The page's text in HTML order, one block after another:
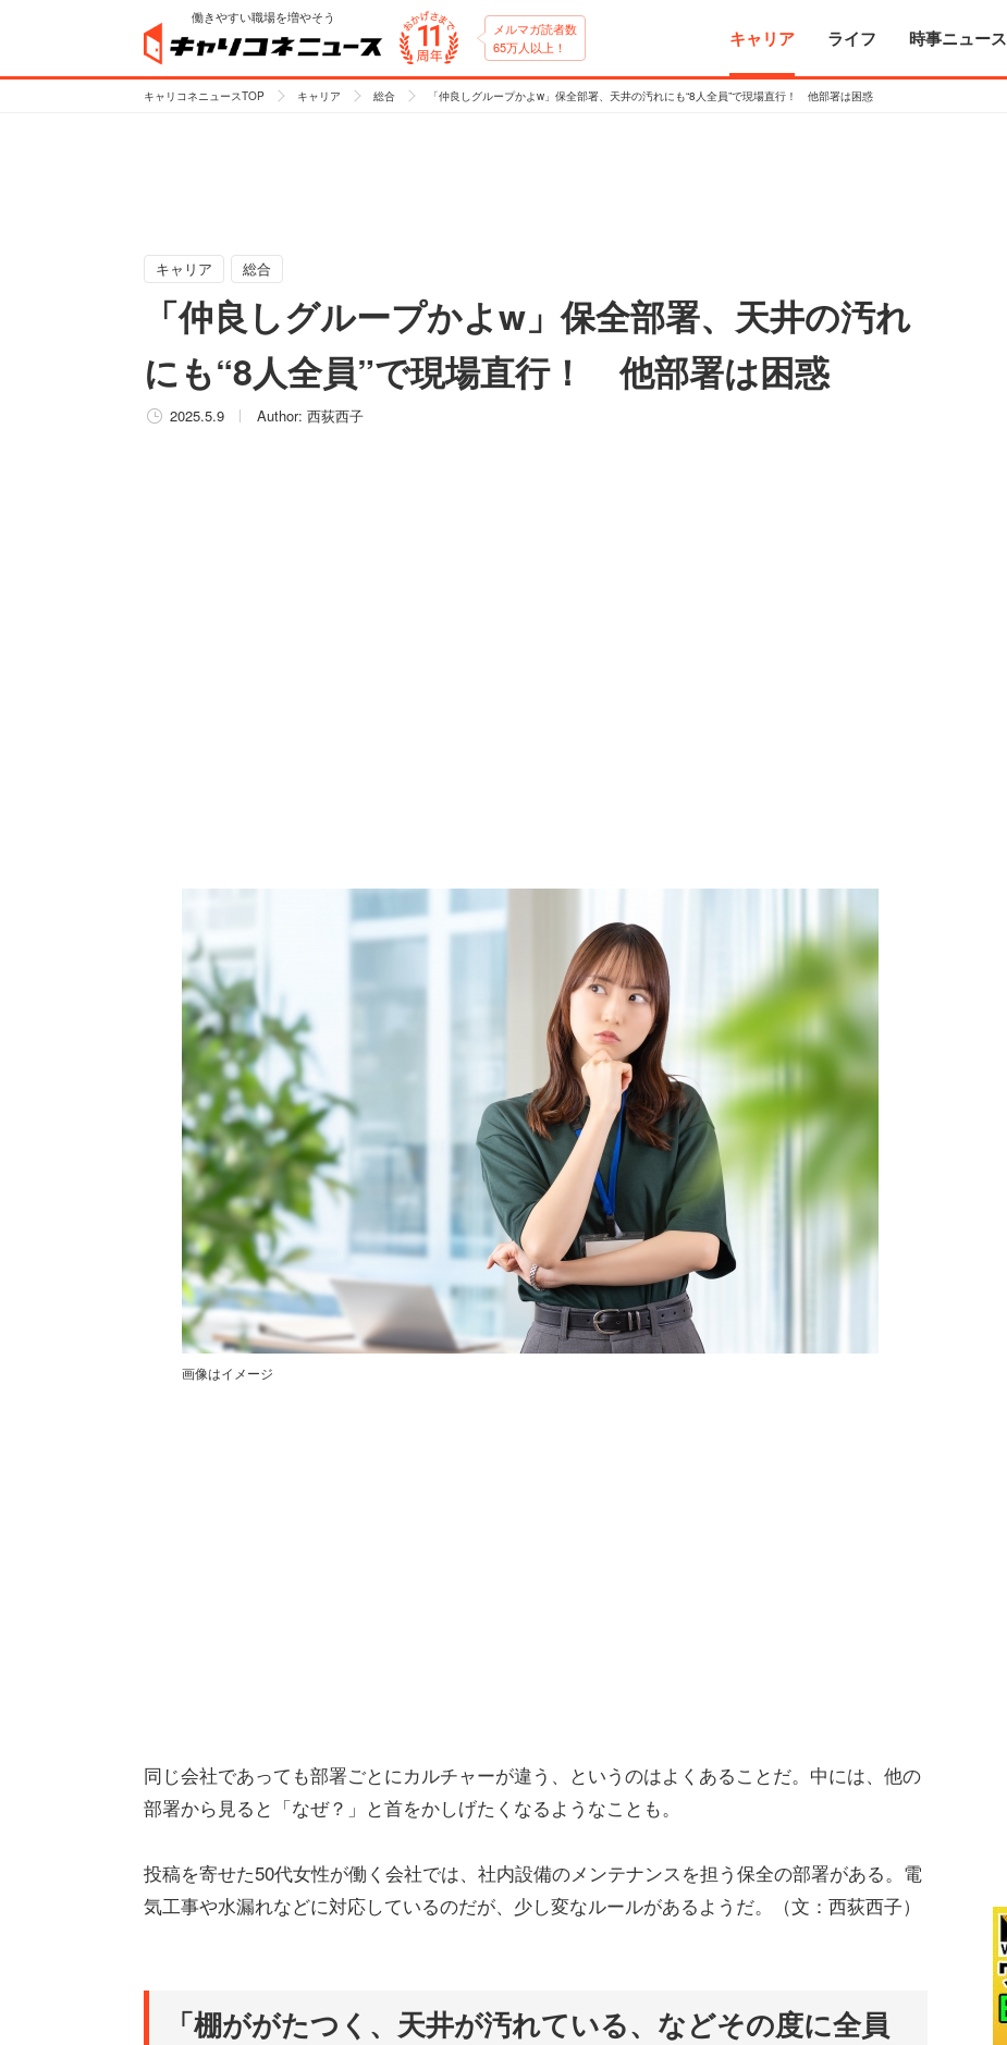
働きやすい職場を増やそう
メルマガ読者数
65万人以上！
キャリア ライフ 時事ニュース
キャリコネニュースTOP キャリア 総合 「仲良しグループかよw」保全部署、天井の汚れにも“8人全員”で現場直行！ 他部署は困惑
キャリア 総合
「仲良しグループかよw」保全部署、天井の汚れ
にも“8人全員”で現場直行！ 他部署は困惑
2025.5.9 Author: 西荻西子
画像はイメージ
同じ会社であっても部署ごとにカルチャーが違う、というのはよくあることだ。中には、他の
部署から見ると「なぜ？」と首をかしげたくなるようなことも。
投稿を寄せた50代女性が働く会社では、社内設備のメンテナンスを担う保全の部署がある。電
気工事や水漏れなどに対応しているのだが、少し変なルールがあるようだ。（文：西荻西子）
「棚ががたつく、天井が汚れている、などその度に全員